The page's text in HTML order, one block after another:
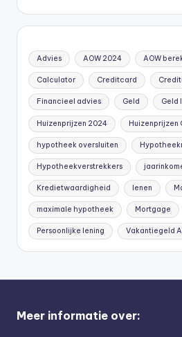
Advies AOW 2024 AOW
Calculator Creditcard
Financieel advies Geld Geld
Huizenprijzen 2024 Huizenprijzen
hypotheek oversluiten
Hypotheekverstrekkers
Kredietwaardigheid lenen
maximale hypotheek Mortgage
Persoonlijke lening Vakantiegeld
Meer informatie over: